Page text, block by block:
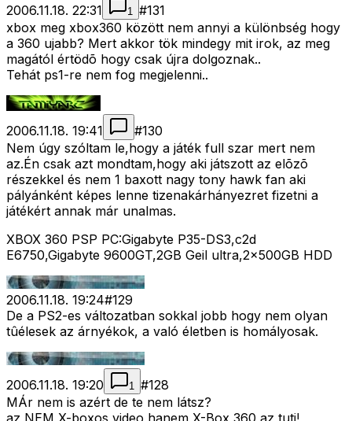
2006.11.18. 22:31 1 #131
xbox meg xbox360 között nem annyi a különbség hogy
a 360 ujabb? Mert akkor tök mindegy mit irok, az meg
magától értödõ hogy csak újra dolgoznak..
Tehát ps1-re nem fog megjelenni..
2006.11.18. 19:41 #130
Nem úgy szóltam le,hogy a játék full szar mert nem
az.Én csak azt mondtam,hogy aki játszott az elõzõ
részekkel és nem 1 baxott nagy tony hawk fan aki
pályánként képes lenne tizenakárhányezret fizetni a
játékért annak már unalmas.
XBOX 360 PSP PC:Gigabyte P35-DS3,c2d
E6750,Gigabyte 9600GT,2GB Geil ultra,2x500GB HDD
2006.11.18. 19:24#129
De a PS2-es változatban sokkal jobb hogy nem olyan
tûélesek az árnyékok, a való életben is homályosak.
2006.11.18. 19:20 1 #128
MÁr nem is azért de te nem látsz?